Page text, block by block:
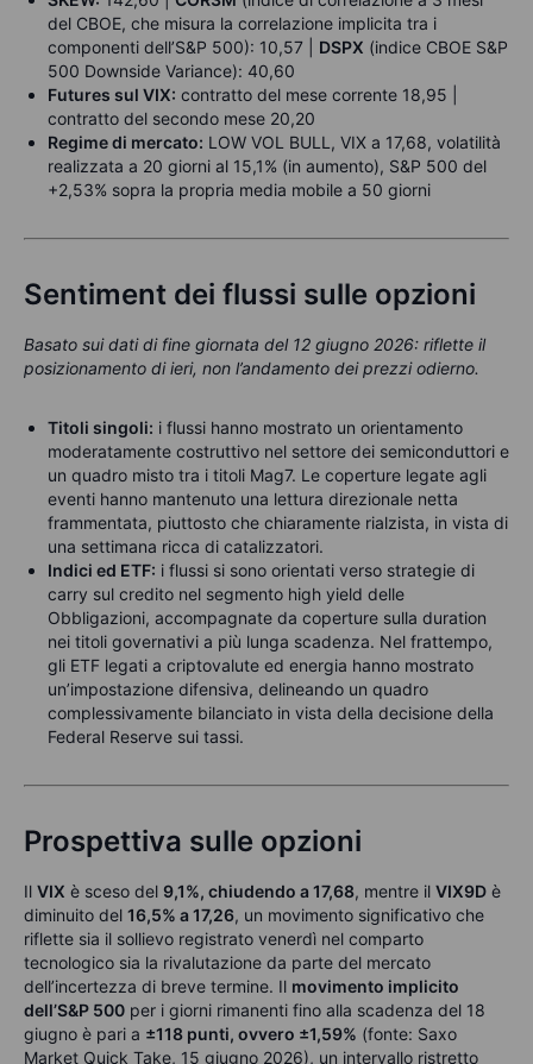
del CBOE, che misura la correlazione implicita tra i
componenti dell’S&P 500): 10,57 | DSPX (indice CBOE S&P
500 Downside Variance): 40,60
Futures sul VIX: contratto del mese corrente 18,95 |
contratto del secondo mese 20,20
Regime di mercato: LOW VOL BULL, VIX a 17,68, volatilità
realizzata a 20 giorni al 15,1% (in aumento), S&P 500 del
+2,53% sopra la propria media mobile a 50 giorni
Sentiment dei flussi sulle opzioni
Basato sui dati di fine giornata del 12 giugno 2026: riflette il
posizionamento di ieri, non l’andamento dei prezzi odierno.
Titoli singoli: i flussi hanno mostrato un orientamento
moderatamente costruttivo nel settore dei semiconduttori e
un quadro misto tra i titoli Mag7. Le coperture legate agli
eventi hanno mantenuto una lettura direzionale netta
frammentata, piuttosto che chiaramente rialzista, in vista di
una settimana ricca di catalizzatori.
Indici ed ETF: i flussi si sono orientati verso strategie di
carry sul credito nel segmento high yield delle
Obbligazioni, accompagnate da coperture sulla duration
nei titoli governativi a più lunga scadenza. Nel frattempo,
gli ETF legati a criptovalute ed energia hanno mostrato
un’impostazione difensiva, delineando un quadro
complessivamente bilanciato in vista della decisione della
Federal Reserve sui tassi.
Prospettiva sulle opzioni
Il VIX è sceso del 9,1%, chiudendo a 17,68, mentre il VIX9D è
diminuito del 16,5% a 17,26, un movimento significativo che
riflette sia il sollievo registrato venerdì nel comparto
tecnologico sia la rivalutazione da parte del mercato
dell’incertezza di breve termine. Il movimento implicito
dell’S&P 500 per i giorni rimanenti fino alla scadenza del 18
giugno è pari a ±118 punti, ovvero ±1,59% (fonte: Saxo
Market Quick Take, 15 giugno 2026), un intervallo ristretto